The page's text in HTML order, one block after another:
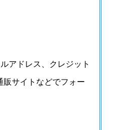
アドレス、クレジット
販サイトなどでフォー